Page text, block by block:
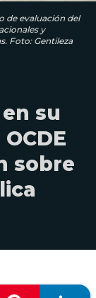
de evaluación del
y
Foto: Gentileza
su
sobre